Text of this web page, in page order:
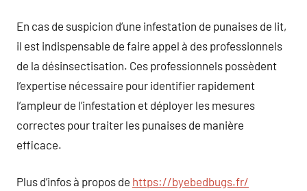
En cas de suspicion d’une infestation de punaises de lit,
il est indispensable de faire appel à des professionnels
de la désinsectisation. Ces professionnels possèdent
l’expertise nécessaire pour identifier rapidement
l’ampleur de l’infestation et déployer les mesures
correctes pour traiter les punaises de manière
efficace.
Plus d’infos à propos de https://byebedbugs.fr/